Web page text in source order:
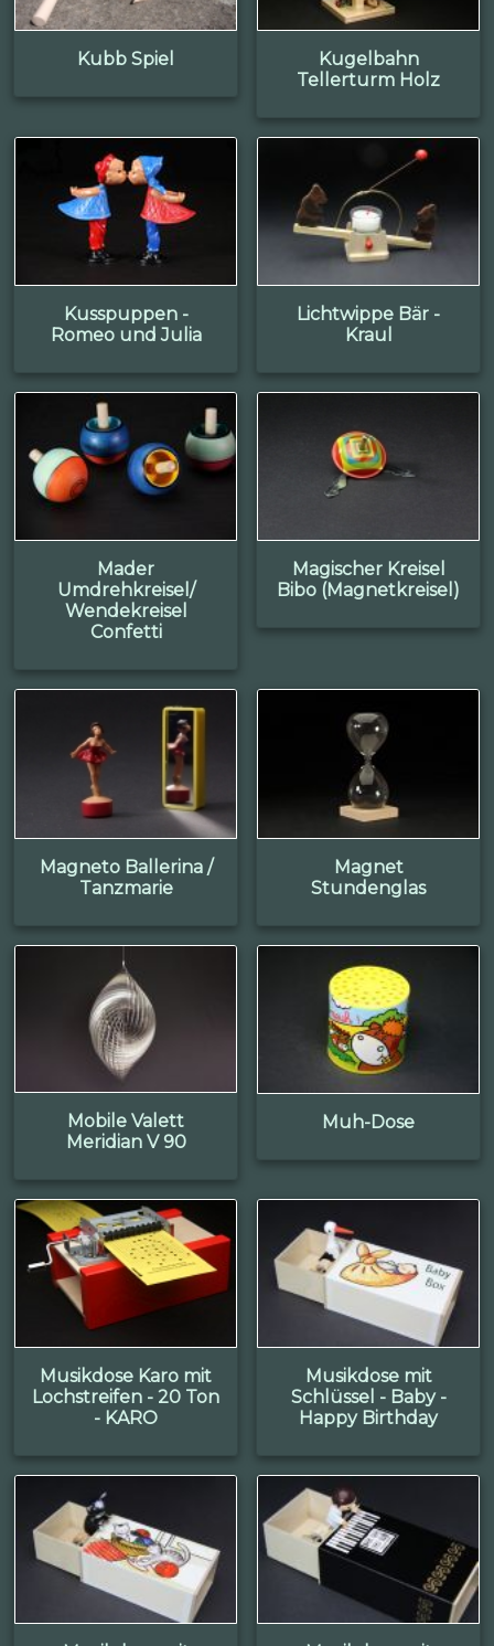
Kubb Spiel
Kugelbahn
Tellerturm Holz
Kusspuppen -
Romeo und Julia
Lichtwippe Bär -
Kraul
Mader
Umdrehkreisel/
Wendekreisel
Confetti
Magischer Kreisel
Bibo (Magnetkreisel)
Magneto Ballerina /
Tanzmarie
Magnet
Stundenglas
Mobile Valett
Meridian V 90
Muh-Dose
Musikdose Karo mit
Lochstreifen - 20 Ton
- KARO
Musikdose mit
Schlüssel - Baby -
Happy Birthday